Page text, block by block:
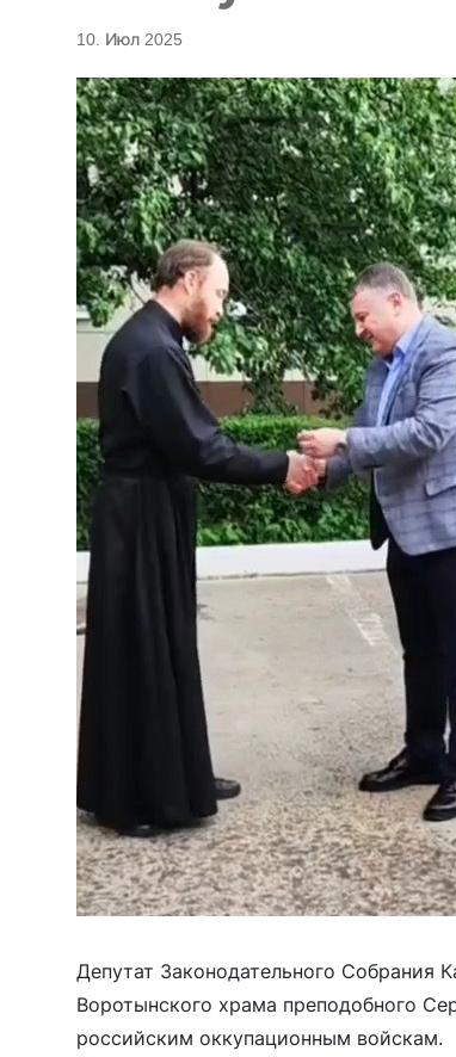
10. Июл 2025
Депутат Законодательного Собрания
Воротынского храма преподобного
российским оккупационным войскам.